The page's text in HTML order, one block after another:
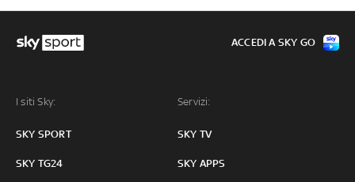
I siti Sky:
SKY SPORT
SKY TG24
Servizi:
SKY TV
SKY APPS
ACCEDI A SKY GO